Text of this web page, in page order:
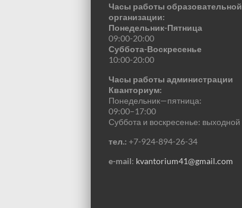
Часы работы образовательной
организации:
Понедельник-Пятница
09:00-20:00
Суббота-Воскресенье
10:00-20:00
Часы работы администрации
Кванториум:
Понедельник—пятница:
09:00–17:00
Суббота и воскресенье: выходной
тел.: +7-924-894-26-34
e-mail: kvantorium41@gmail.com